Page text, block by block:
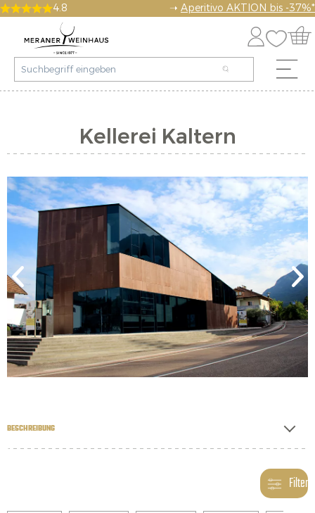
4.8 ➝ Aperitivo AKTION bis -37%*
Kellerei Kaltern
BESCHREIBUNG
Filter